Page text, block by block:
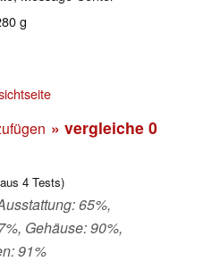
g
» vergleiche 0
4 Tests)
65%,
Gehäuse: 90%,
91%